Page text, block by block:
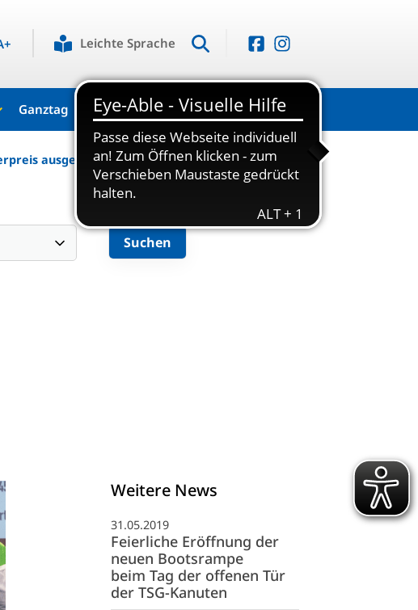
Leichte Sprache
Ganztag Kontakt
ausgezeichne
Weitere News
31.05.2019
Feierliche Eröffnung der
neuen Bootsrampe
beim Tag der offenen Tür
der TSG-Kanuten